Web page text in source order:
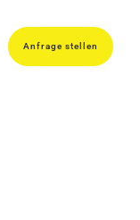
Anfrage stellen